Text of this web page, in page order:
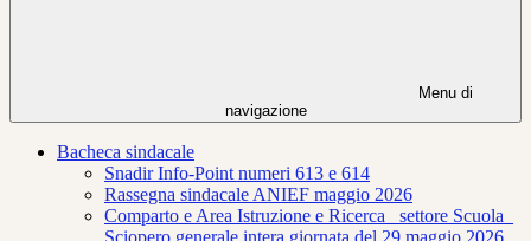
Menu di
navigazione
Bacheca sindacale
Snadir Info-Point numeri 613 e 614
Rassegna sindacale ANIEF maggio 2026
Comparto e Area Istruzione e Ricerca_ settore Scuola_